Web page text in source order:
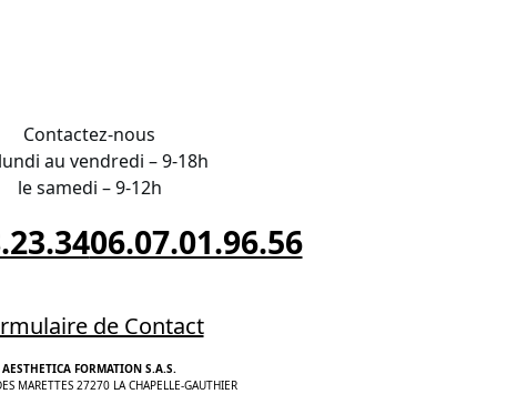
Contactez-nous
au vendredi – 9-18h
le samedi – 9-12h
06.07.01.96.56
de Contact
AESTHETICA FORMATION S.A.S.
MARETTES 27270 LA CHAPELLE-GAUTHIER